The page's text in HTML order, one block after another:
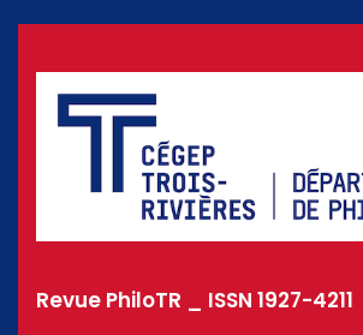
Revue PhiloTR _ ISSN 1927-4211